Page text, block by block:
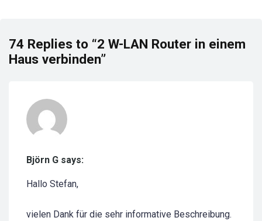
74 Replies to “2 W-LAN Router in einem
Haus verbinden”
Björn G says:
Hallo Stefan,
vielen Dank für die sehr informative Beschreibung.